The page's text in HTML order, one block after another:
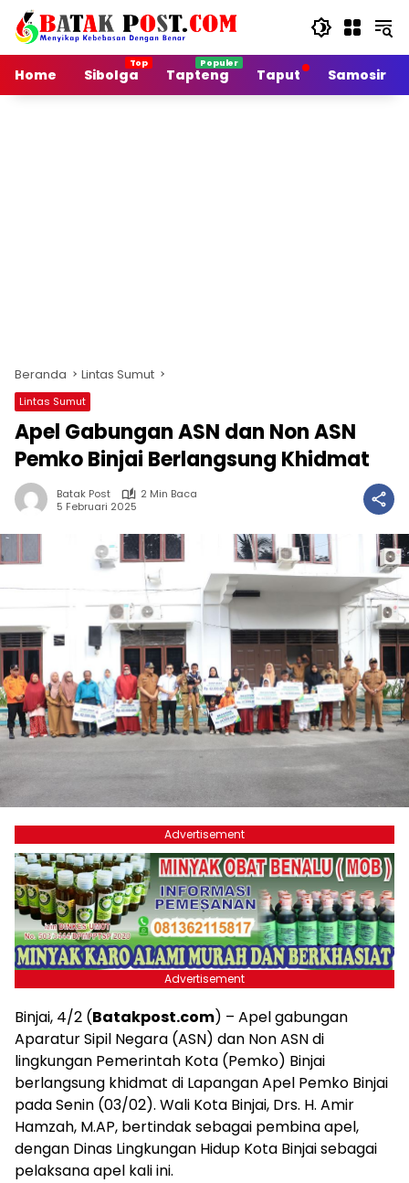
Langsung
konten
Home
Sibolga Tapteng Taput Samosir
Beranda Lintas Sumut
Lintas Sumut
Apel Gabungan ASN dan Non ASN
Pemko Binjai Berlangsung Khidmat
Batak Post
2 Min Baca
5 Februari 2025
Advertisement
Advertisement
Binjai, 4/2 (Batakpost.com) – Apel gabungan
Aparatur Sipil Negara (ASN) dan Non ASN di
lingkungan Pemerintah Kota (Pemko) Binjai
berlangsung khidmat di Lapangan Apel Pemko Binjai
pada Senin (03/02). Wali Kota Binjai, Drs. H. Amir
Hamzah, M.AP, bertindak sebagai pembina apel,
dengan Dinas Lingkungan Hidup Kota Binjai sebagai
pelaksana apel kali ini.